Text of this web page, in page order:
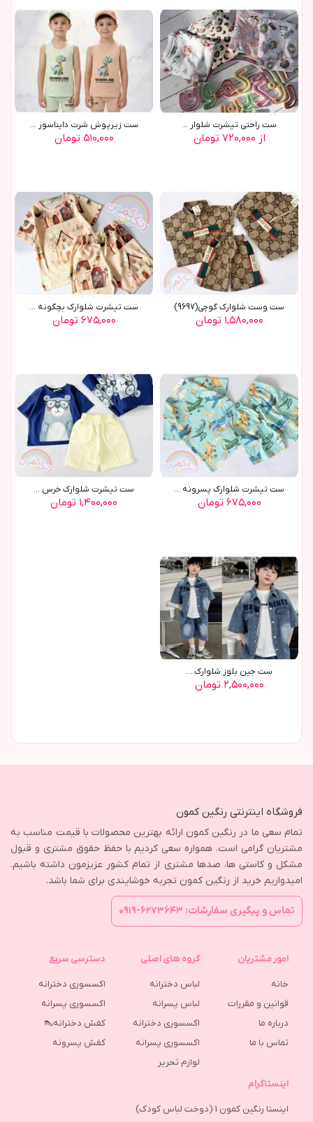
ست راحتی تیشرت شلوار ...
از ۷۲۰,۰۰۰ تومان
ست زیرپوش شرت دایناسور ...
۵۱۰,۰۰۰ تومان
ست وست شلوارک گوچی(9697)
۱,۵۸۰,۰۰۰ تومان
ست تیشرت شلوارک بچگونه ...
۶۷۵,۰۰۰ تومان
ست تیشرت شلوارک پسرونه ...
۶۷۵,۰۰۰ تومان
ست تیشرت شلوارک خرس ...
۱,۴۰۰,۰۰۰ تومان
ست جین بلوز شلوارک ...
۲,۵۰۰,۰۰۰ تومان
فروشگاه اینترنتی رنگین کمون
تمام سعی ما در رنگین کمون ارائه بهترین محصولات با قیمت مناسب به
مشتریان گرامی است. همواره سعی کردیم با حفظ حقوق مشتری و قبول
مشکل و کاستی ها، صدها مشتری از تمام کشور عزیزمون داشته باشیم.
امیدواریم خرید از رنگین کمون تجربه خوشایندی برای شما باشد.
تماس و پیگیری سفارشات: ۶۲۷۳۶۴۳-۰۹۱۹
امور مشتریان
خانه
قوانین و مقررات
درباره ما
تماس با ما
گروه های اصلی
لباس دخترانه
لباس پسرانه
اکسسوری دخترانه
اکسسوری پسرانه
لوازم تحریر
دسترسی سریع
اکسسوری دخترانه
اکسسوری پسرانه
کفش دخترانه👠
كفش پسرونه
اینستاگرام
اینستا رنگین کمون 1 (دوخت لباس کودک)